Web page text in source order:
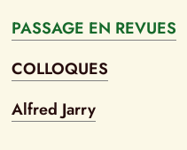
PASSAGE EN REVUES
COLLOQUES
Alfred Jarry